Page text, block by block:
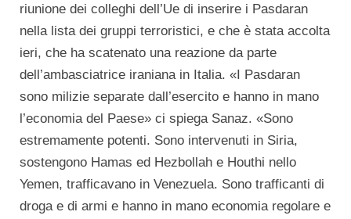
riunione dei colleghi dell’Ue di inserire i Pasdaran
nella lista dei gruppi terroristici, e che è stata accolta
ieri, che ha scatenato una reazione da parte
dell’ambasciatrice iraniana in Italia. «I Pasdaran
sono milizie separate dall’esercito e hanno in mano
l’economia del Paese» ci spiega Sanaz. «Sono
estremamente potenti. Sono intervenuti in Siria,
sostengono Hamas ed Hezbollah e Houthi nello
Yemen, trafficavano in Venezuela. Sono trafficanti di
droga e di armi e hanno in mano economia regolare e